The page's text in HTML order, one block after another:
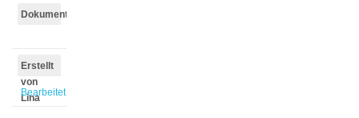
Dokumente
Erstellt
von
Lina
Bearbeitet